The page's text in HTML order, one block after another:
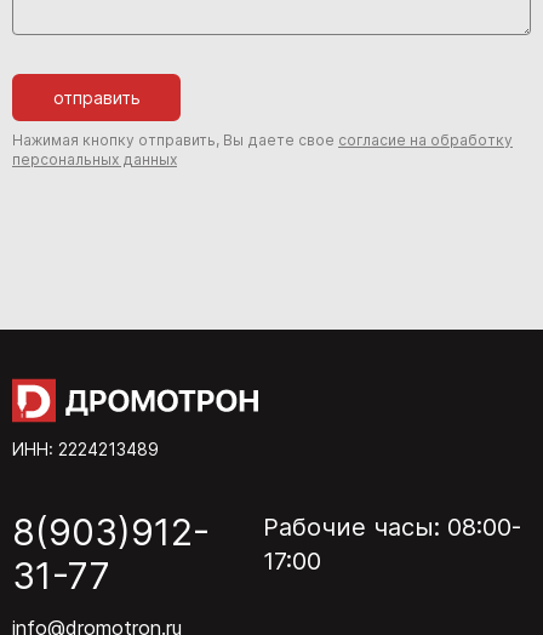
отправить
Нажимая кнопку отправить, Вы даете свое согласие на обработку
персональных данных
ИНН: 2224213489
8(903)912-
31-77
info@dromotron.ru
Рабочие часы: 08:00-
17:00